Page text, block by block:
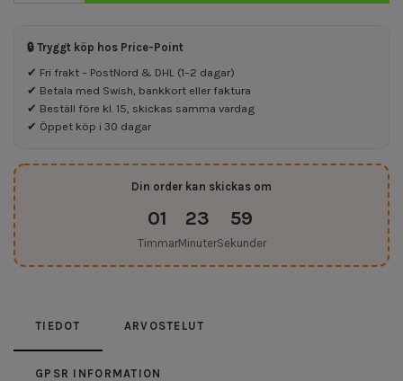
🔒 Tryggt köp hos Price-Point
✔ Fri frakt – PostNord & DHL (1–2 dagar)
✔ Betala med Swish, bankkort eller faktura
✔ Beställ före kl. 15, skickas samma vardag
✔ Öppet köp i 30 dagar
Din order kan skickas om
01
Timmar
23
Minuter
59
Sekunder
TIEDOT ARVOSTELUT
GPSR INFORMATION